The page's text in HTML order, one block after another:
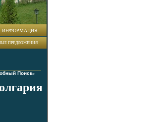
ИНФОРМАЦИЯ
ПРЕДЛОЖЕНИЯ
Поиск»